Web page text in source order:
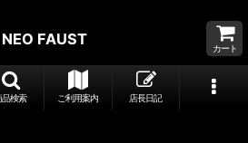
NEO FAUST
カート
品検索 ご利用案内 店長日記